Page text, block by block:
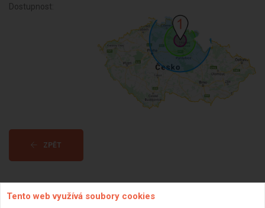
Dostupnost:
ZPĚT
Tento web využívá soubory cookies